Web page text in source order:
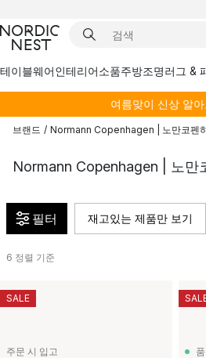
테이블웨어인테리어소품주방조명러그 &
여름맞이 신상 알아
브랜드 / Normann Copenhagen | 노만코펜
Normann Copenhagen | 노만
필터 재고있는 제품만 보기
6 정렬 기준
주문 시 입고
SALE